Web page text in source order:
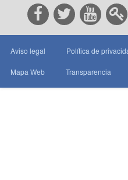
Aviso legal Política de
Mapa Web Transparencia